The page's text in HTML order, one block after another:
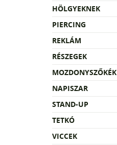
HÖLGYEKNEK
PIERCING
REKLÁM
RÉSZEGEK
MOZDONYSZŐKÉK
NAPISZAR
STAND-UP
TETKÓ
VICCEK